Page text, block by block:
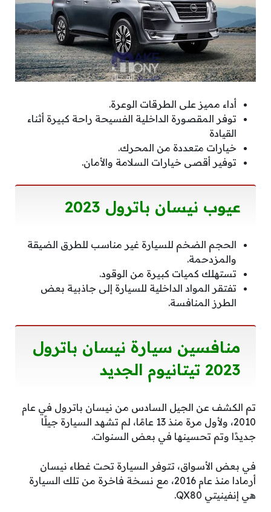
أداء مميز على الطرقات الوعرة.
توفر المقصورة الداخلية الفسيحة راحة كبيرة أثناء
القيادة
خيارات متعددة من المحرك.
توفير أقصى خيارات السلامة والأمان.
عيوب نيسان باترول 2023
الحجم الضخم للسيارة غير مناسب للطرق الضيقة
والمزدحمة.
تستهلك كميات كبيرة من الوقود.
تفتقر المواد الداخلية للسيارة إلى جاذبية بعض
الطرز المنافسة.
منافسين سيارة نيسان باترول
2023 تيتانيوم الجديد
تم الكشف عن الجيل السادس من نيسان باترول في عام
2010، ولأول مرة منذ 13 عامًا، لم تشهد السيارة جيلًا
جديدًا وتم تحسينها في بعض السنوات.
في بعض الأسواق، تتوفر السيارة تحت غطاء نيسان
أرمادا منذ عام 2016، مع نسخة فاخرة من تلك السيارة
هي إنفينيتي QX80.